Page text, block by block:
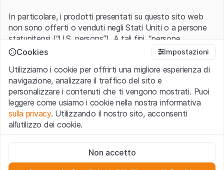
In particolare, i prodotti presentati su questo sito web
non sono offerti o venduti negli Stati Uniti o a persone
statunitensi (“U.S. persons”). A tali fini, “persone
statunitensi” vanno intese nel significato ad esse ascritto
1933 che include le persone residenti negli Stati Uniti
d’America, le società per azioni e le altre forme societarie
americane.
Condizioni di utilizzo e informazioni legali
Con l’accesso al sito web (di seguito, il “Sito”) si dichiara
avvertenze importanti e le condizioni di utilizzo ivi rese
Cookies Impostazioni
Utilizziamo i cookie per offrirti una migliore esperienza di
navigazione, analizzare il traffico del sito e
personalizzare i contenuti che ti vengono mostrati. Puoi
leggere come usiamo i cookie nella nostra informativa
sulla privacy. Utilizzando il nostro sito, acconsenti
all’utilizzo dei cookie.
Questi cookie sono necessari per il funzionamento del sito
web e non possono essere disattivati.
Non accetto